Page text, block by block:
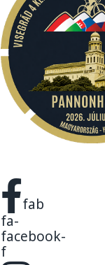
fab
fa-
facebook-
f